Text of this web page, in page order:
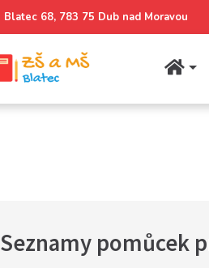
Blatec 68, 783 75 Dub nad Moravou
Seznamy pomůcek